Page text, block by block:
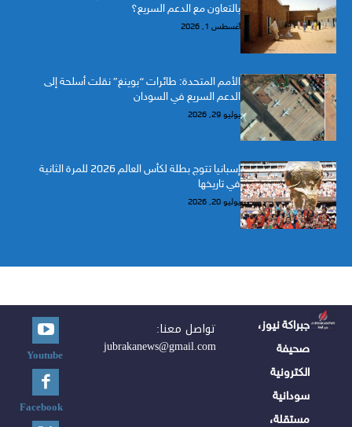
بالتعاون مع الدعم السريع؟
أغسطس 1, 2026
الأمم المتحدة: طائرات “بوينغ” نقلت أسلحة إلى
الدعم السريع في السودان
يوليو 29, 2026
إسبانيا تتوج بطلة لكأس العالم 2026 للمرة الثانية
في تاريخها
يوليو 20, 2026
جبراكة نيوز،
صحيفة
الكترونية
سودانية
مستقلة،
تواصل معنا:
jubrakanews@gmail.com
Youtube
Facebook